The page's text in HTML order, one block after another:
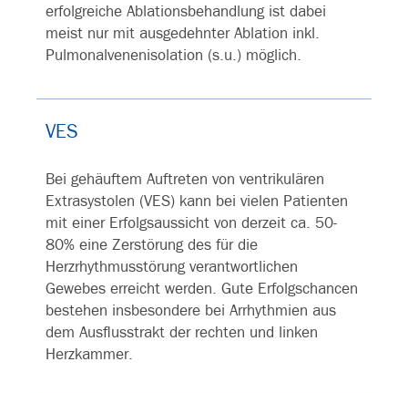
erfolgreiche Ablationsbehandlung ist dabei
meist nur mit ausgedehnter Ablation inkl.
Pulmonalvenenisolation (s.u.) möglich.
VES
Bei gehäuftem Auftreten von ventrikulären
Extrasystolen (VES) kann bei vielen Patienten
mit einer Erfolgsaussicht von derzeit ca. 50-
80% eine Zerstörung des für die
Herzrhythmusstörung verantwortlichen
Gewebes erreicht werden. Gute Erfolgschancen
bestehen insbesondere bei Arrhythmien aus
dem Ausflusstrakt der rechten und linken
Herzkammer.